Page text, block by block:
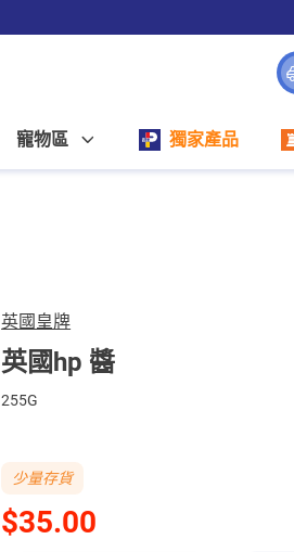
寵物區 獨家產品
英國皇牌
英國hp 醬
255G
$35.00
少量存貨